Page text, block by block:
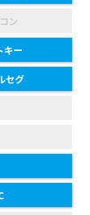
ン
キー
セグ